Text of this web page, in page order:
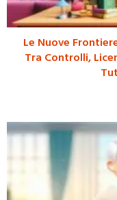
Le Nuove
Tra Controlli,